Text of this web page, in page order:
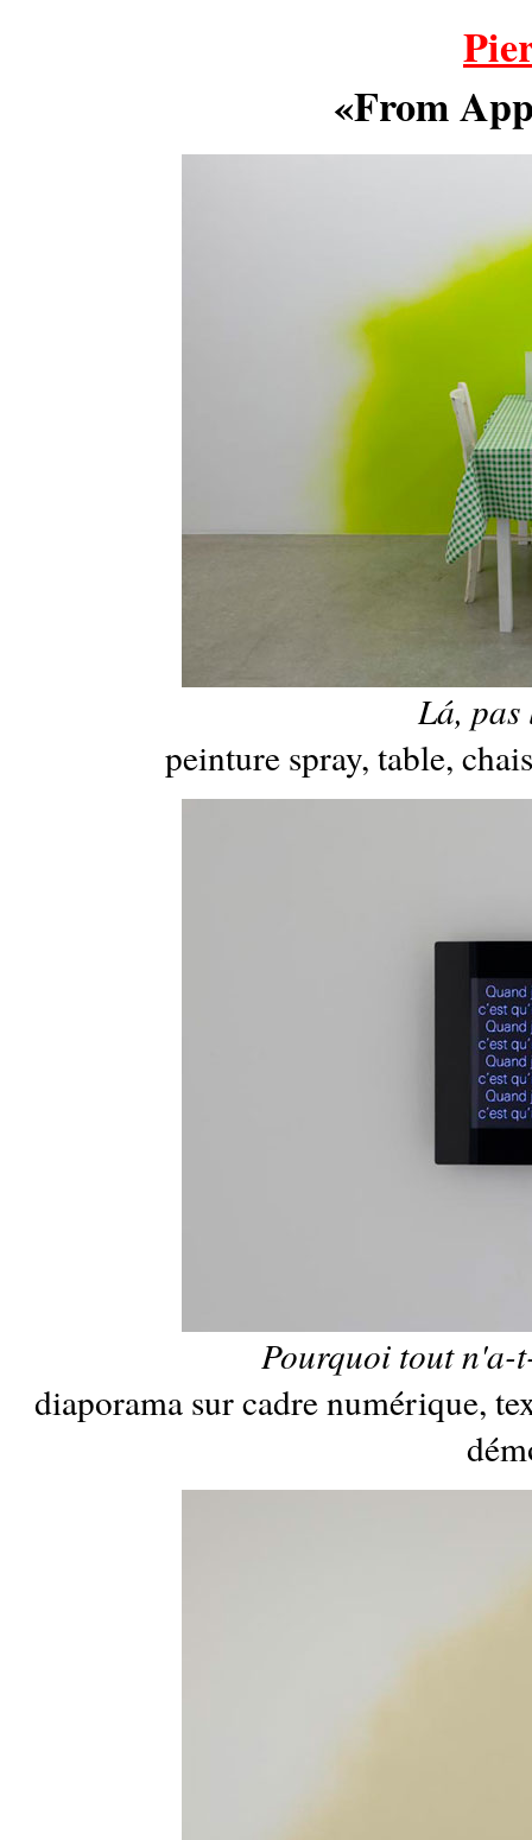
«From
Lá,
peinture spray, table,
Pourquoi tout n'a-
diaporama sur cadre numérique,